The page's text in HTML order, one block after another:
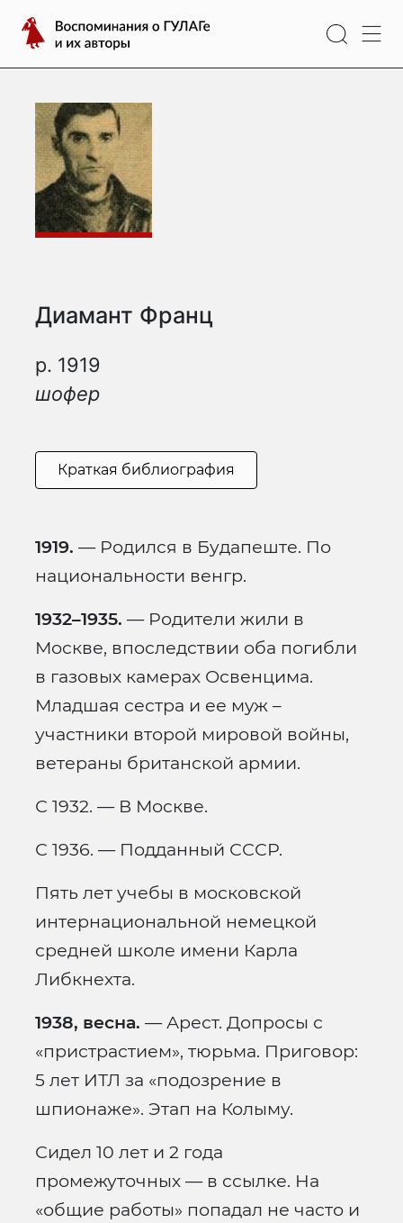
содержимому
Воспоминания
о
ГУЛАГе
их
авторы
Диамант Франц
р. 1919
шофер
Краткая библиография
1919. — Родился в Будапеште. По
национальности венгр.
1932–1935. — Родители жили в
Москве, впоследствии оба погибли
в газовых камерах Освенцима.
Младшая сестра и ее муж –
участники второй мировой войны,
ветераны британской армии.
С 1932. — В Москве.
С 1936. — Подданный СССР.
Пять лет учебы в московской
интернациональной немецкой
средней школе имени Карла
Либкнехта.
1938, весна. — Арест. Допросы с
«пристрастием», тюрьма. Приговор:
5 лет ИТЛ за «подозрение в
шпионаже». Этап на Колыму.
Сидел 10 лет и 2 года
промежуточных — в ссылке. На
«общие работы» попадал не часто и